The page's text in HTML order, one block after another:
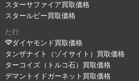
スターサファイア買取価格
スタールビー買取価格
た行
ダイヤモンド買取価格
タンザナイト（ゾイサイト）買取価格
ターコイズ（トルコ石）買取価格
デマントイドガーネット買取価格